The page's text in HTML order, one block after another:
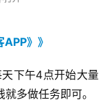
》》
下午4点开始大量
多做任务即可。